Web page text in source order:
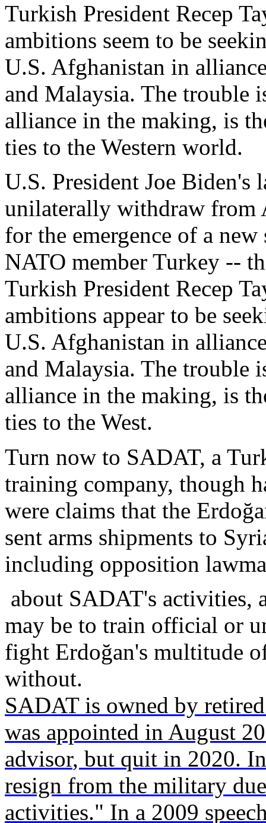
Turkish President Recep
ambitions seem to be
U.S. Afghanistan in
and Malaysia. The trouble
alliance in the making, is
ties to the Western world.
U.S. President Joe Biden's
unilaterally withdraw from
for the emergence of a new
NATO member Turkey --
Turkish President Recep
ambitions appear to be
U.S. Afghanistan in
and Malaysia. The trouble
alliance in the making, is
ties to the West.
Turn now to SADAT, a
training company, though
were claims that the
sent arms shipments to
including opposition
about SADAT's activities,
may be to train official or
fight Erdoğan's multitude
without.
SADAT is owned by retired
was appointed in August
advisor, but quit in 2020.
resign from the military
activities." In a 2009